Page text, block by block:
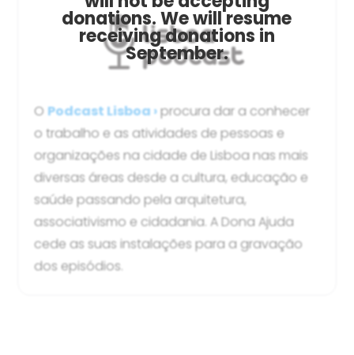
OPodcast Lisboa ›procura dar a conhecer
o trabalho e as atividades de pessoas e
organizações na cidade de Lisboa nas mais
diversas áreas desde a cultura, educação e
saúde passando pela arquitetura,
associativismo e cidadania. A Dona Ajuda
cede as suas instalações para a gravação
dos episódios.
donations. We will resume
receiving donations in
September.